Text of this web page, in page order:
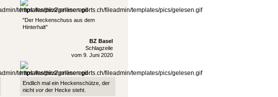
"Der Heckenschuss aus dem
Hinterhalt"
BZ Basel
Schlagzeile
vom 9. Juni 2020
Endlich mal ein Heckenschütze, der
nicht vor der Hecke steht.